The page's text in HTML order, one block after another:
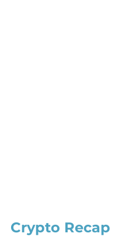
Crypto Recap